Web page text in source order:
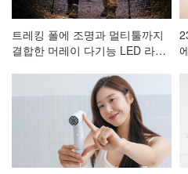
트레킹 폴에 조명과 멀티툴까지
결합한 머레이 다기능 LED 라이